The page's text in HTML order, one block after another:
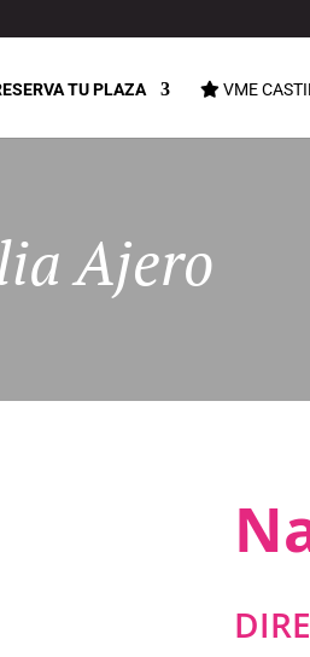
TU PLAZA VME
Ajero